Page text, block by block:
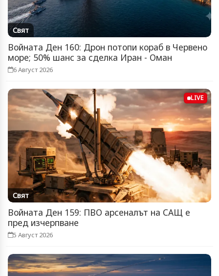
Свят
Войната Ден 160: Дрон потопи кораб в Червено
море; 50% шанс за сделка Иран - Оман
6 Август 2026
LIVE
Свят
Войната Ден 159: ПВО арсеналът на САЩ е
пред изчерпване
5 Август 2026